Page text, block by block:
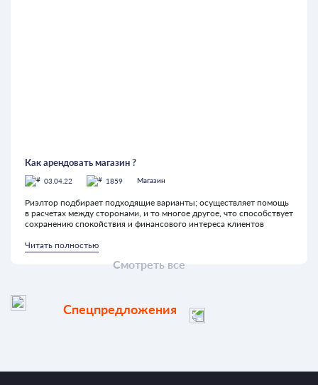
Смотреть все
Как арендовать магазин ?
03.04.22 1859 Магазин
Риэлтор подбирает подходящие варианты; осуществляет помощь
в расчетах между сторонами, и то многое другое, что способствует
сохранению спокойствия и финансового интереса клиентов
Читать полностью
Спецпредложения